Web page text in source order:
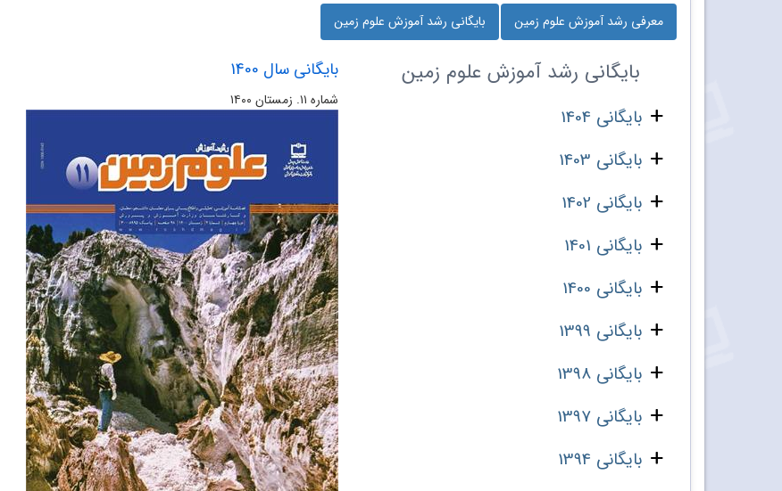
معرفی رشد آموزش علوم زمین بایگانی رشد آموزش علوم زمین
بایگانی رشد آموزش علوم زمین
بایگانی 1404
بایگانی 1403
بایگانی 1402
بایگانی 1401
بایگانی 1400
بایگانی 1399
بایگانی 1398
بایگانی 1397
بایگانی 1394
بایگانی سال 1400
شماره ۱۱. زمستان ۱۴۰۰